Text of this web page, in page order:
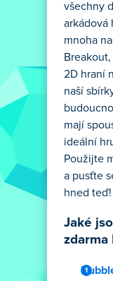
všechny
arkádová
mnoha
2D hraní
naší
mají
ideální
Použijte
a pusťte
hned teď!
Jaké
zdarma